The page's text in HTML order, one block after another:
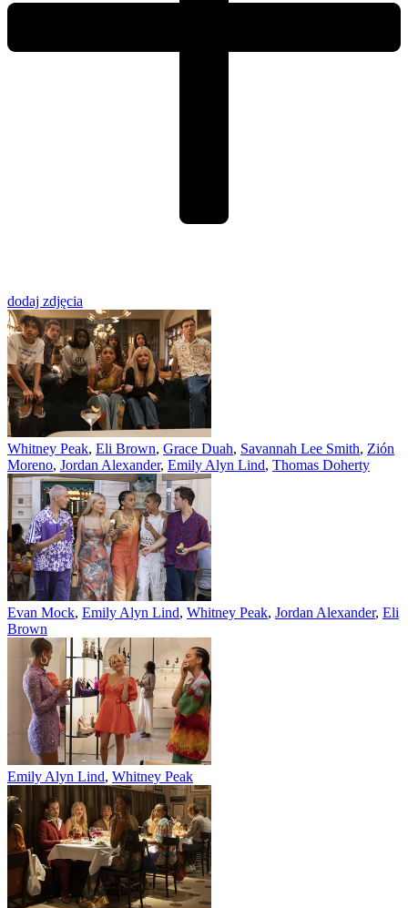
dodaj zdjęcia
Whitney Peak, Eli Brown, Grace Duah, Savannah Lee Smith, Zión
Moreno, Jordan Alexander, Emily Alyn Lind, Thomas Doherty
Evan Mock, Emily Alyn Lind, Whitney Peak, Jordan Alexander, Eli
Brown
Emily Alyn Lind, Whitney Peak